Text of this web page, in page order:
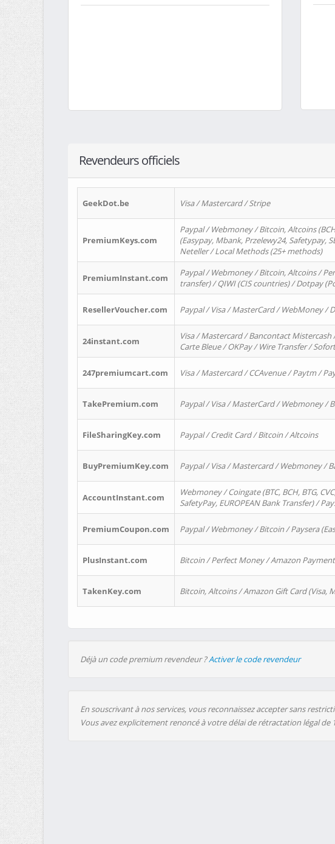
Revendeurs officiels
GeekDot.be Visa / Mastercard / Stripe
PremiumKeys.com
Paypal / Webmoney / Bitcoin, Altcoins (BCH,
(Easypay, Mbank, Przelewy24, Safetypay,
Neteller / Local Methods (25+ methods)
PremiumInstant.com
Paypal / Webmoney / Bitcoin, Altcoins /
transfer) / QIWI (CIS countries) / Dotpay
ResellerVoucher.com Paypal / Visa / MasterCard / WebMoney /
24instant.com
Visa / Mastercard / Bancontact Mistercash
Carte Bleue / OKPay / Wire Transfer /
247premiumcart.com Visa / Mastercard / CCAvenue / Paytm /
TakePremium.com Paypal / Visa / MasterCard / Webmoney /
FileSharingKey.com Paypal / Credit Card / Bitcoin / Altcoins
BuyPremiumKey.com Paypal / Visa / Mastercard / Webmoney /
AccountInstant.com
Webmoney / Coingate (BTC, BCH, BTG,
SafetyPay, EUROPEAN Bank Transfer) /
PremiumCoupon.com Paypal / Webmoney / Bitcoin / Paysera
PlusInstant.com Bitcoin / Perfect Money / Amazon
TakenKey.com Bitcoin, Altcoins / Amazon Gift Card (Visa,
Déjà un code premium revendeur ?Activer le code revendeur
En souscrivant à nos services, vous reconnaissez accepter sans
Vous avez explicitement renoncé à votre délai de rétractation légal